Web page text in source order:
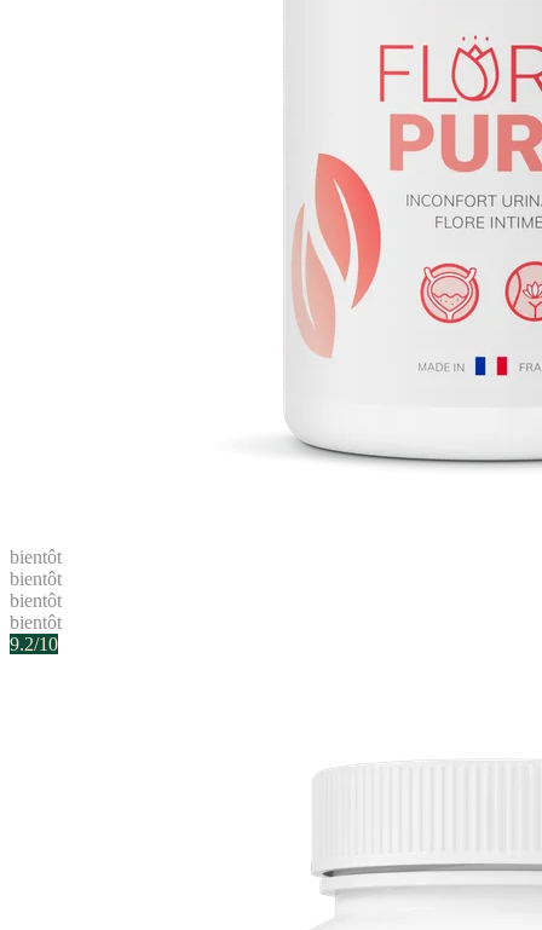
bientôt
bientôt
bientôt
bientôt
9.2/10